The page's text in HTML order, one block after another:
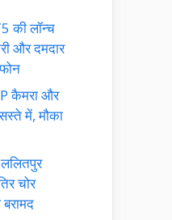
की लॉन्च
और दमदार
कैमरा और
में, मौका
चोर